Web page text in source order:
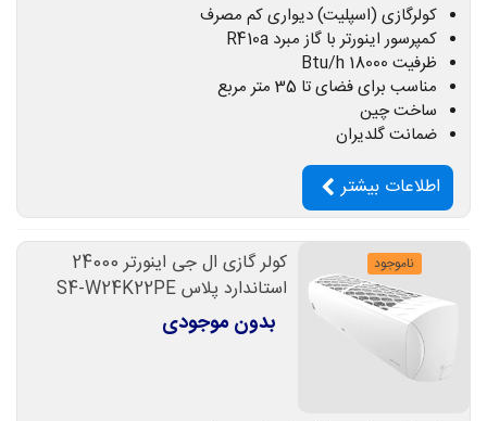
کولرگازی (اسپلیت) دیواری کم مصرف
کمپرسور اینورتر با گاز مبرد R410a
ظرفیت 18000 Btu/h
مناسب برای فضای تا 35 متر مربع
ساخت چین
ضمانت گلدیران
اطلاعات بیشتر
ناموجود
کولر گازی ال جی اینورتر 24000
استاندارد پلاس S4-W24K22PE
بدون موجودی